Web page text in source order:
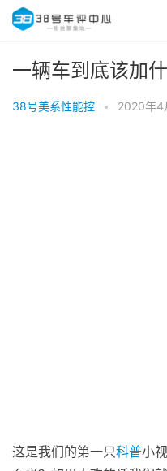
一辆车到底该加
38号美系性能控 • 2020年4
这是我们的第一只科普小